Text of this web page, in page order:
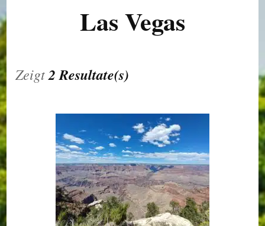
Las Vegas
Zeigt2 Resultate(s)